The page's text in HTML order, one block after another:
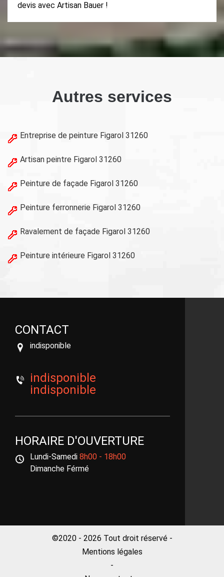
devis avec Artisan Bauer !
Autres services
Entreprise de peinture Figarol 31260
Artisan peintre Figarol 31260
Peinture de façade Figarol 31260
Peinture ferronnerie Figarol 31260
Ravalement de façade Figarol 31260
Peinture intérieure Figarol 31260
CONTACT
indisponible
indisponible
indisponible
HORAIRE D'OUVERTURE
Lundi-Samedi 8h00 - 18h00
Dimanche Férmé
©2020 - 2026 Tout droit réservé -
Mentions légales
-